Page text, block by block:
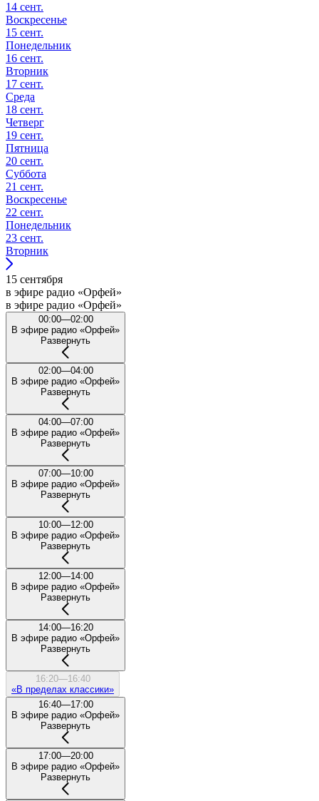
14 сент.
Воскресенье
15 сент.
Понедельник
16 сент.
Вторник
17 сент.
Среда
18 сент.
Четверг
19 сент.
Пятница
20 сент.
Суббота
21 сент.
Воскресенье
22 сент.
Понедельник
23 сент.
Вторник
15 сентября
в эфире радио «Орфей»
в эфире радио «Орфей»
00:00—02:00
В эфире радио «Орфей»
Развернуть
02:00—04:00
В эфире радио «Орфей»
Развернуть
04:00—07:00
В эфире радио «Орфей»
Развернуть
07:00—10:00
В эфире радио «Орфей»
Развернуть
10:00—12:00
В эфире радио «Орфей»
Развернуть
12:00—14:00
В эфире радио «Орфей»
Развернуть
14:00—16:20
В эфире радио «Орфей»
Развернуть
16:20—16:40
«В пределах классики»
16:40—17:00
В эфире радио «Орфей»
Развернуть
17:00—20:00
В эфире радио «Орфей»
Развернуть